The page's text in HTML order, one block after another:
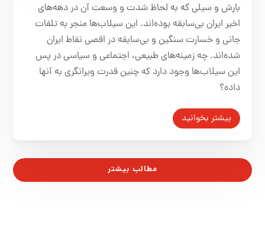
بارش و سیلی که به لحاظ شدت و وسعت آن در دهه‌های
اخیر ایران بی‌سابقه بوده‌اند. این سیلاب‌ها منجر به تلفات
جانی و خسارت سنگین و بی‌سابقه در اقصی نقاط ایران
شده‌اند. چه زمینه‌های طبیعی، اجتماعی و سیاسی در پس
این سیلاب‌ها وجود دارد که چنین قدرت ویرانگری به آنها
داده؟
بیشتر بخوانید
مطالب بیشتر